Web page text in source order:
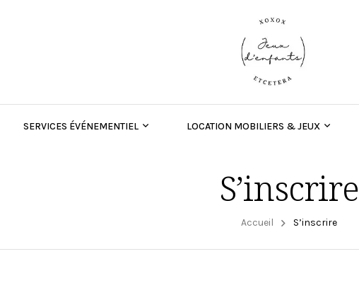
SERVICES ÉVÉNEMENTIEL LOCATION MOBILIERS & JEUX
S’inscrire
Accueil S’inscrire